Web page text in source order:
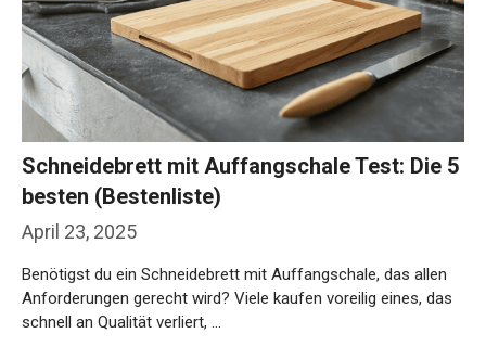
April 23, 2025
Schneidebrett mit Auffangschale Test: Die 5
besten (Bestenliste)
Benötigst du ein Schneidebrett mit Auffangschale, das allen
Anforderungen gerecht wird? Viele kaufen voreilig eines, das
schnell an Qualität verliert, …